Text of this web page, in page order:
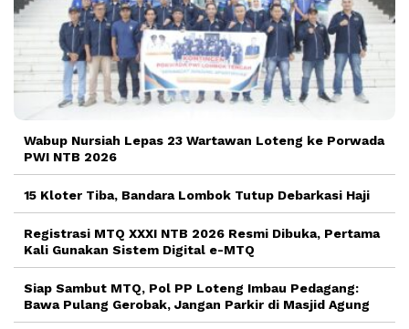
Wabup Nursiah Lepas 23 Wartawan Loteng ke Porwada
PWI NTB 2026
15 Kloter Tiba, Bandara Lombok Tutup Debarkasi Haji
Registrasi MTQ XXXI NTB 2026 Resmi Dibuka, Pertama
Kali Gunakan Sistem Digital e-MTQ
Siap Sambut MTQ, Pol PP Loteng Imbau Pedagang:
Bawa Pulang Gerobak, Jangan Parkir di Masjid Agung